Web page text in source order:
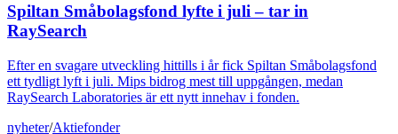
Spiltan Småbolagsfond lyfte i juli – tar in
RaySearch
Efter en svagare utveckling hittills i år fick Spiltan Småbolagsfond
ett tydligt lyft i juli. Mips bidrog mest till uppgången, medan
RaySearch Laboratories är ett nytt innehav i fonden.
nyheter/Aktiefonder